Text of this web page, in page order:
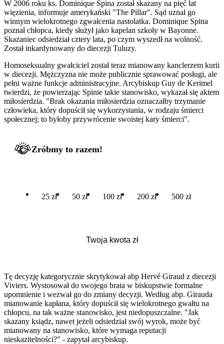
W 2006 roku ks. Dominique Spina został skazany na pięć lat
więzienia, informuje amerykański "The Pillar". Sąd uznał go
winnym wielokrotnego zgwałcenia nastolatka. Dominique Spina
poznał chłopca, kiedy służył jako kapelan szkoły w Bayonne.
Skazaniec odsiedział cztery lata, po czym wyszedł na wolność.
Został inkardynowany do diecezji Tuluzy.
Homoseksualny gwałciciel został teraz mianowany kanclerzem kurii
w diecezji. Mężczyzna nie może publicznie sprawować posługi, ale
pełni ważne funkcje administracyjne. Arcybiskup Guy de Kerimel
twierdzi, że powierzając Spinie takie stanowisko, wykazał się aktem
miłosierdzia. "Brak okazania miłosierdzia oznaczałby trzymanie
człowieka, który dopuścił się wykorzystania, w rodzaju śmierci
społecznej; to byłoby przywrócenie swoistej kary śmierci".
Zróbmy to razem!
25 zł 50 zł 100 zł 200 zł 500 zł
Tę decyzję kategorycznie skrytykował abp Hervé Giraud z diecezji
Viviers. Wystosował do swojego brata w biskupstwie formalne
upomnienie i wezwał go do zmiany decyzji. Według abp. Girauda
mianowanie kapłana, który dopuścił się wielokrotnego gwałtu na
chłopcu, na tak ważne stanowisko, jest niedopuszczalne. "Jak
skazany ksiądz, nawet jeżeli odsiedział swój wyrok, może być
mianowany na stanowisko, które wymaga reputacji
nieskazitelności?" - zapytał arcybiskup.